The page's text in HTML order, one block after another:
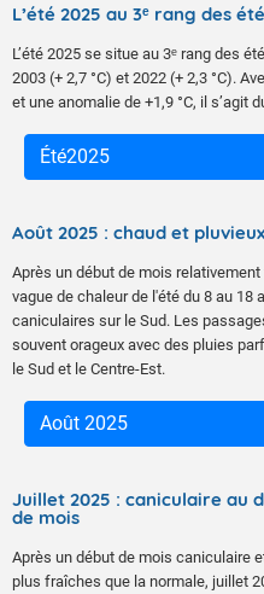
L’été 2025 au 3ᵉ rang des
L’été 2025 se situe au 3ᵉ rang des
2003 (+ 2,7 °C) et 2022 (+ 2,3 °C).
et une anomalie de +1,9 °C, il s’agit
Été2025
Août 2025 : chaud et
Après un début de mois
vague de chaleur de l'été du 8 au 18
caniculaires sur le Sud. Les
souvent orageux avec des pluies
le Sud et le Centre-Est.
Août 2025
Juillet 2025 : caniculaire au
de mois
Après un début de mois caniculaire
plus fraîches que la normale, juillet